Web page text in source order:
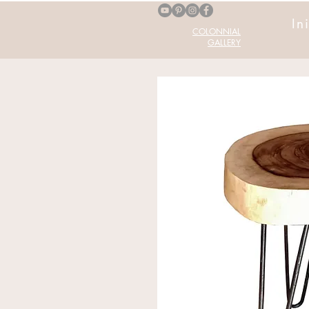
COLONNIAL
GALLERY